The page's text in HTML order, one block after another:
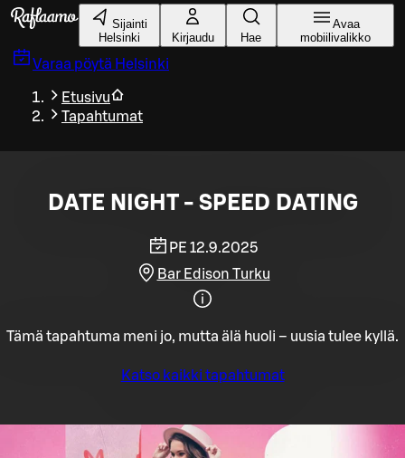
Siirry pääsisältöön
Sijainti
Helsinki
Kirjaudu Hae
Avaa
mobiilivalikko
Varaa pöytä Helsinki
Etusivu
Tapahtumat
DATE NIGHT - SPEED DATING
PE 12.9.2025
Bar Edison Turku
Tämä tapahtuma meni jo, mutta älä huoli – uusia tulee kyllä.
Katso kaikki tapahtumat